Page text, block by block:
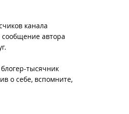
канала
автора
тысячник
о себе, вспомните,